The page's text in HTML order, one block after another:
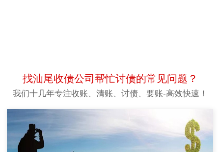
找汕尾收债公司帮忙讨债的常见问题？
我们十几年专注收账、清账、讨债、要账-高效快速！